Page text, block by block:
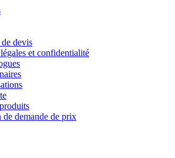
devis
et confidentialité
de demande de prix